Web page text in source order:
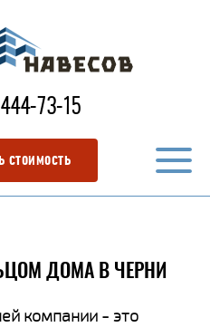
73-15
стоимость
ДОМА В ЧЕРНИ
компании - это